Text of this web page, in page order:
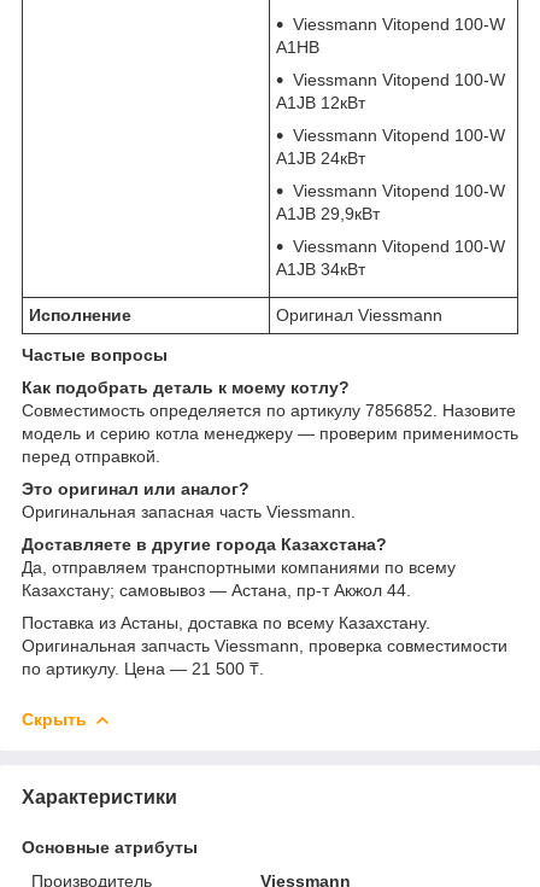
Viessmann Vitopend 100-W
A1HB
Viessmann Vitopend 100-W
A1JB 12кВт
Viessmann Vitopend 100-W
A1JB 24кВт
Viessmann Vitopend 100-W
A1JB 29,9кВт
Viessmann Vitopend 100-W
A1JB 34кВт
Исполнение Оригинал Viessmann
Частые вопросы
Как подобрать деталь к моему котлу?
Совместимость определяется по артикулу 7856852. Назовите
модель и серию котла менеджеру — проверим применимость
перед отправкой.
Это оригинал или аналог?
Оригинальная запасная часть Viessmann.
Доставляете в другие города Казахстана?
Да, отправляем транспортными компаниями по всему
Казахстану; самовывоз — Астана, пр-т Акжол 44.
Поставка из Астаны, доставка по всему Казахстану.
Оригинальная запчасть Viessmann, проверка совместимости
по артикулу. Цена — 21 500 ₸.
Скрыть
Характеристики
Основные атрибуты
Производитель
Viessmann